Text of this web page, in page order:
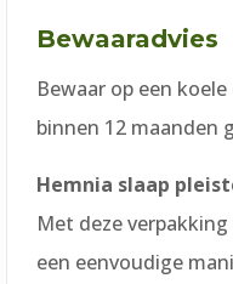
Bewaaradvies
Bewaar op een
binnen 12 maanden
Hemnia slaap
Met deze
een eenvoudige